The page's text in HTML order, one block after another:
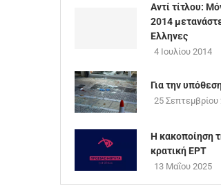
Αντί τίτλου:
2014
Ελληνες
4 Ιουλίου 2014
Για την
25 Σεπτεμβρίου
Η κακοποίηση
κρατική ΕΡΤ
13 Μαΐου 2025